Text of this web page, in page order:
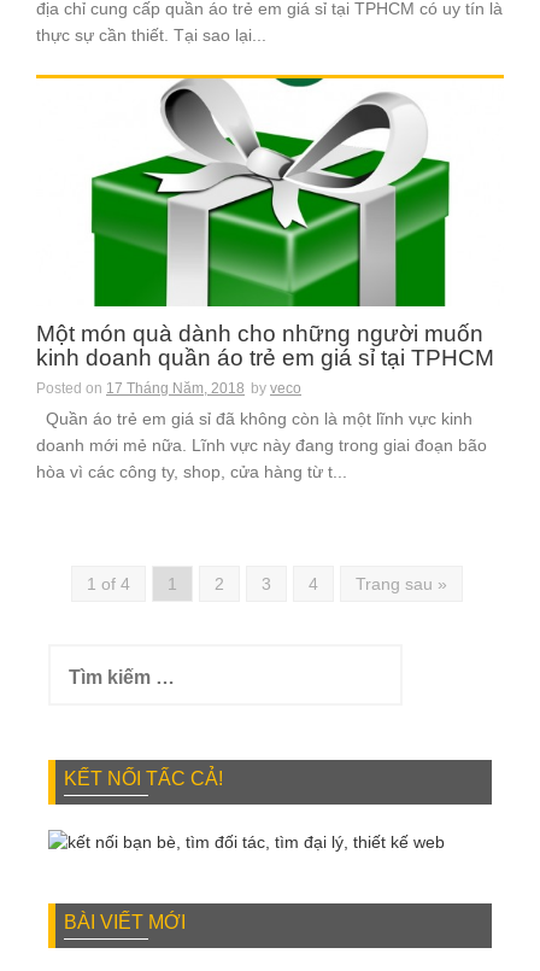
địa chỉ cung cấp quần áo trẻ em giá sỉ tại TPHCM có uy tín là
thực sự cần thiết. Tại sao lại...
Một món quà dành cho những người muốn
kinh doanh quần áo trẻ em giá sỉ tại TPHCM
Posted on 17 Tháng Năm, 2018 by veco
Quần áo trẻ em giá sỉ đã không còn là một lĩnh vực kinh
doanh mới mẻ nữa. Lĩnh vực này đang trong giai đoạn bão
hòa vì các công ty, shop, cửa hàng từ t...
1 of 4 1 2 3 4 Trang sau »
kiếm
KẾT NỐI TẤC CẢ!
BÀI VIẾT MỚI